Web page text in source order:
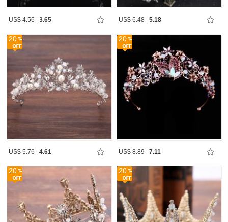
US$ 4.56 3.65 US$ 6.48 5.18
20
US$ 5.76 4.61
20
US$ 8.89 7.11
20 20